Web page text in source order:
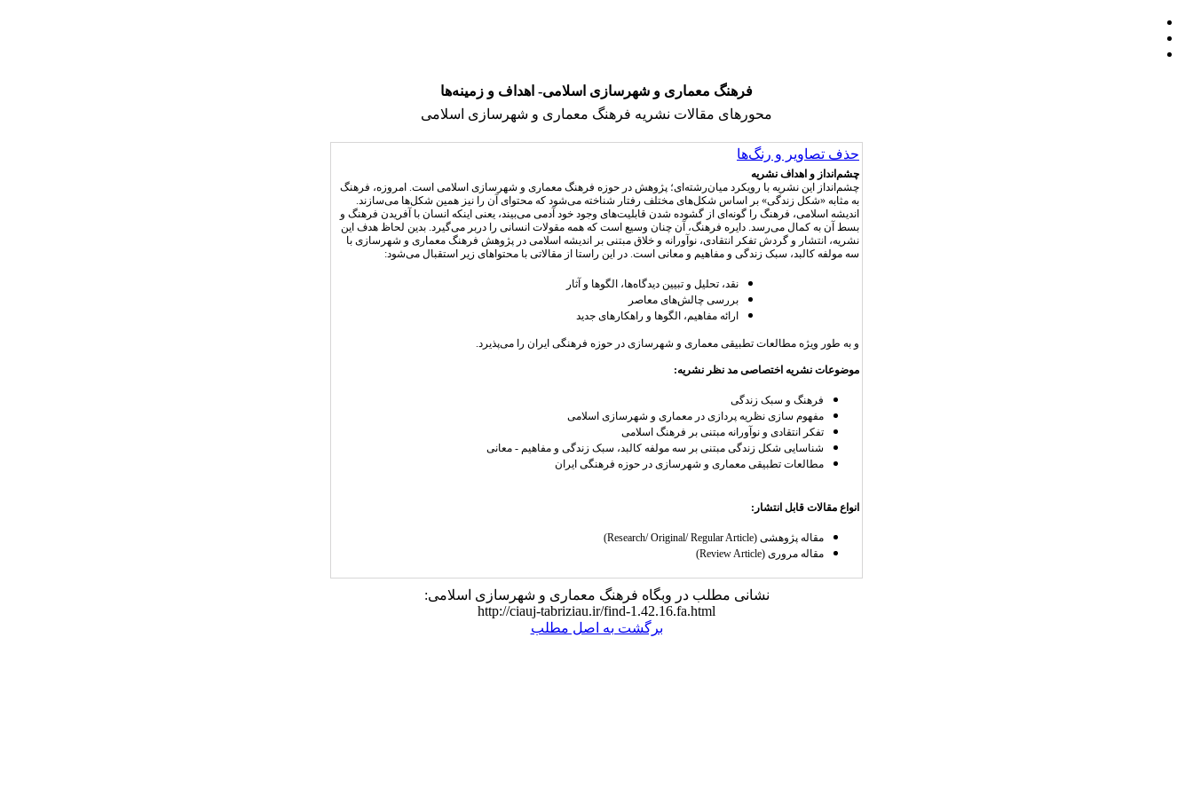
فرهنگ معماری و شهرسازی اسلامی- اهداف و زمینه‌ها
محورهای مقالات نشریه فرهنگ معماری و شهرسازی اسلامی
حذف تصاویر و رنگ‌ها
چشم‌انداز و اهداف نشریه
چشم‌انداز این نشریه با رویکرد میان‌رشته‌ای؛ پژوهش در حوزه فرهنگ معماری و شهرسازی اسلامی است. امروزه، فرهنگ
به مثابه «شکل زندگی» بر اساس شکل‌های مختلف رفتار شناخته می‌شود که محتوای آن را نیز همین شکل‌ها می‌سازند.
اندیشه اسلامی، فرهنگ را گونه‌ای از گشوده شدن قابلیت‌های وجود خود آدمی می‌بیند، یعنی اینکه انسان با آفریدن فرهنگ و
بسط آن به کمال می‌رسد. دایره فرهنگ، آن چنان وسیع است که همه مقولات انسانی را در‌بر می‌گیرد. بدین لحاظ هدف این
نشریه، انتشار و گردش تفکر انتقادی، نوآورانه و خلاق مبتنی بر اندیشه اسلامی در پژوهش فرهنگ معماری و شهرسازی با
سه مولفه کالبد، سبک زندگی و مفاهیم و معانی است. در این راستا از مقالاتی با محتواهای زیر استقبال می‌شود:
نقد، تحلیل و تبیین دیدگاه‌ها، الگوها و آثار
بررسی چالش‌های معاصر
ارائه مفاهیم، الگوها و راهکارهای جدید
و به طور ویژه مطالعات تطبیقی معماری و شهرسازی در حوزه فرهنگی ایران را می‌پذیرد.
موضوعات نشریه اختصاصی مد نظر نشریه:
فرهنگ و سبک زندگی
مفهوم سازی نظریه پردازی در معماری و شهرسازی اسلامی
تفکر انتقادی و نوآورانه مبتنی بر فرهنگ اسلامی
شناسایی شکل زندگی مبتنی بر سه مولفه کالبد، سبک زندگی و مفاهیم - معانی
مطالعات تطبیقی معماری و شهرسازی در حوزه فرهنگی ایران
انواع مقالات قابل انتشار:
مقاله پژوهشی (Research/ Original/ Regular Article)
مقاله مروری (Review Article)
نشانی مطلب در وبگاه فرهنگ معماری و شهرسازی اسلامی:
http://ciauj-tabriziau.ir/find-1.42.16.fa.html
برگشت به اصل مطلب